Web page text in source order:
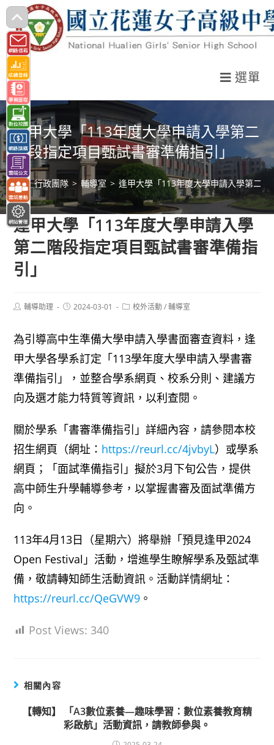
跳
轉
至
主
要
內
容
選單
逢甲大學「113年度大學申請入學第二
階段指定項目甄試書審準備指引」
> 行政團隊 > 輔導室 > 逢甲大學「113年度大學申請入學第二
逢甲大學「113年度大學申請入學
第二階段指定項目甄試書審準備指
引」
Post輔導助理
Post2024-03-01
Post校外活動 / 輔導室
為引導高中生準備大學申請入學書面審查資料，逢
甲大學各學系訂定「113學年度大學申請入學書審
準備指引」，並整合學系網頁、校系分則、建議方
向及選才能力特質等資訊，以利查閱。
關於學系「書審準備指引」詳細內容，請參閱本校
招生網頁（網址： https://reurl.cc/4jvbyL）或學系
網頁；「面試準備指引」擬於3月下旬公告，提供
高中師生升學輔導參考，以掌握書審及面試準備方
向。
113年4月13日（星期六）將舉辦「預見逢甲2024
Open Festival」活動，增進學生瞭解學系及甄試準
備，敬請轉知師生活動資訊。活動詳情網址：
https://reurl.cc/QeGVW9 。
Post Views: 340
相關內容
【轉知】 「A3數位素養—趣味學習：數位素養教育精
彩啟航」活動資訊，請教師參與。